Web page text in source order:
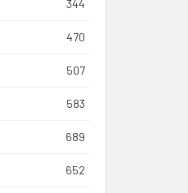
344
470
507
583
689
652